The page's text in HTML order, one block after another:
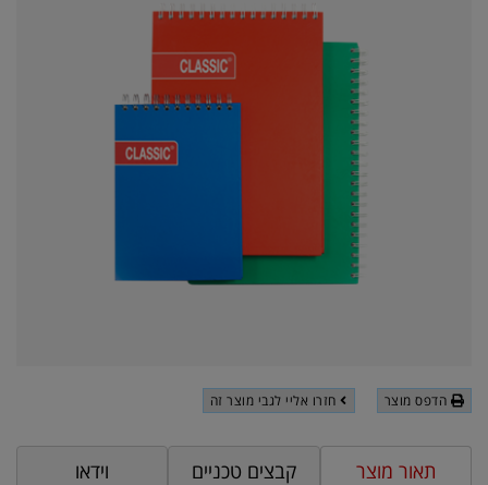
הדפס מוצר חזרו אליי לגבי מוצר זה
תאור מוצר קבצים טכניים וידאו